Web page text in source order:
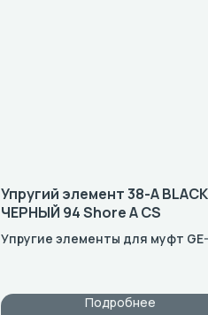
Упругий элемент 38-A
ЧЕРНЫЙ 94 Shore A CS
Упругие элементы для муфт
Подробнее